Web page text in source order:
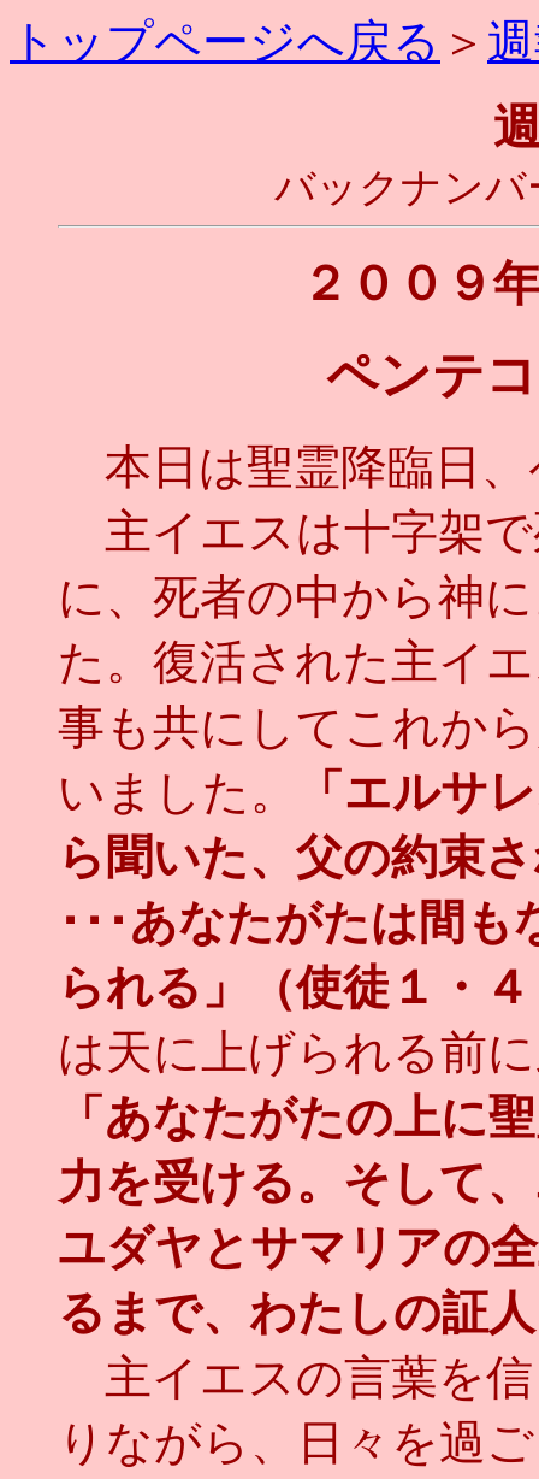
トップページへ戻る ＞
バックナンバ
２００
ペンテ
本日は聖霊降臨日
主イエスは十字架
に、死者の中から神
た。復活された主イ
事も共にしてこれか
いました。
「エルサ
ら聞いた、父の約束
･･･あなたがたは間
られる」（使徒１・
は天に上げられる前
「あなたがたの上に
力を受ける。そして
ユダヤとサマリアの
るまで、わたしの証
主イエスの言葉を
りながら、日々を過